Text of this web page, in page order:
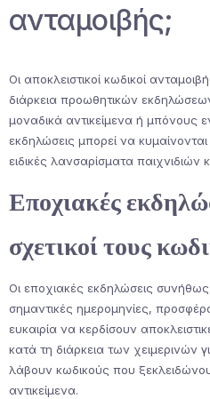
ανταμοιβής;
Οι αποκλειστικοί κωδικοί
διάρκεια προωθητικών
μοναδικά αντικείμενα ή μπόνους
εκδηλώσεις μπορεί να
ειδικές λανσαρίσματα παιχνιδιών
Εποχιακές
σχετικοί τους
Οι εποχιακές εκδηλώσεις
σημαντικές ημερομηνίες,
ευκαιρία να κερδίσουν
κατά τη διάρκεια των χειμερινών
λάβουν κωδικούς που
αντικείμενα.